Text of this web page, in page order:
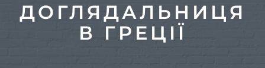
ДОГЛЯДАЛЬНИЦЯ
В ГРЕЦІЇ